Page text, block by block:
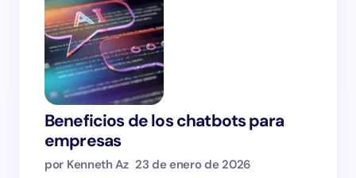
Beneficios de los chatbots para
empresas
por Kenneth Az 23 de enero de 2026